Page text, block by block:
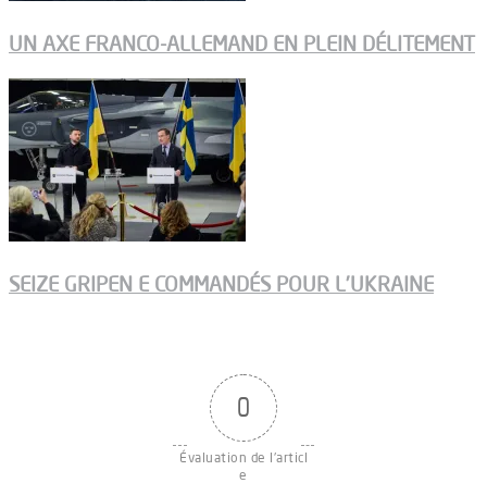
UN AXE FRANCO-ALLEMAND EN PLEIN DÉLITEMENT
SEIZE GRIPEN E COMMANDÉS POUR L’UKRAINE
0
Évaluation de l'articl
e